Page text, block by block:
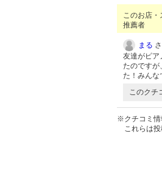
このお店・
推薦者
まる
友達がピア
たのですが
た！みんな
このクチ
※クチコミ情
これらは